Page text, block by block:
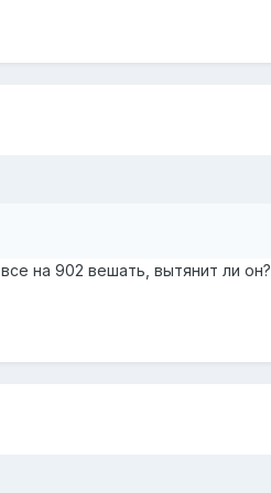
на 902 вешать, вытянит ли он?